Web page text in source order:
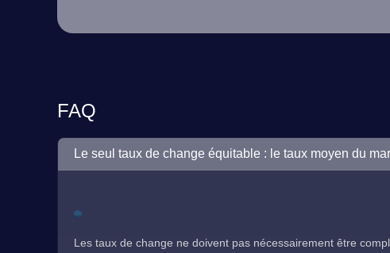
FAQ
Le seul taux de change équitable : le taux moyen du
Les taux de change ne doivent pas nécessairement être